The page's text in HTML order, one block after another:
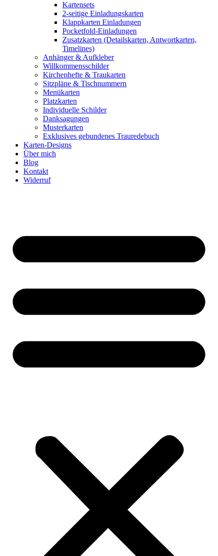
Kartensets
2-seitige Einladungskarten
Klappkarten Einladungen
Pocketfold-Einladungen
Zusatzkarten (Detailskarten, Antwortkarten,
Timelines)
Anhänger & Aufkleber
Willkommensschilder
Kirchenhefte & Traukarten
Sitzpläne & Tischnummern
Menükarten
Platzkarten
Individuelle Schilder
Danksagungen
Musterkarten
Exklusives gebundenes Trauredebuch
Karten-Designs
Über mich
Blog
Kontakt
Widerruf